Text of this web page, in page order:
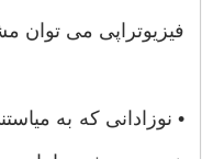
فیزیوتراپی می توان
• نوزادانی که به